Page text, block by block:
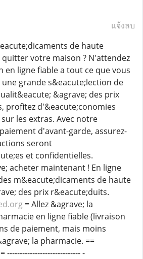
แจ้งลบ
de haute
votre maison ? N'attendez
en ligne fiable a tout ce que vous
grande s&eacute;lection de
&agrave; des prix
profitez d'&eacute;conomies
les extras. Avec notre
d'avant-garde, assurez-
seront
et confidentielles.
acheter maintenant ! En ligne
m&eacute;dicaments de haute
des prix r&eacute;duits.
= Allez &agrave; la
en ligne fiable (livraison
de paiement, mais moins
la pharmacie. ==
----------------------------- -